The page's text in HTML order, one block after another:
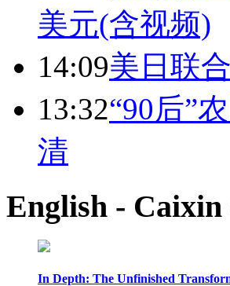
美元(含视频)
14:09美日联
13:32“90后”
清
English -
In Depth: The Unfinished